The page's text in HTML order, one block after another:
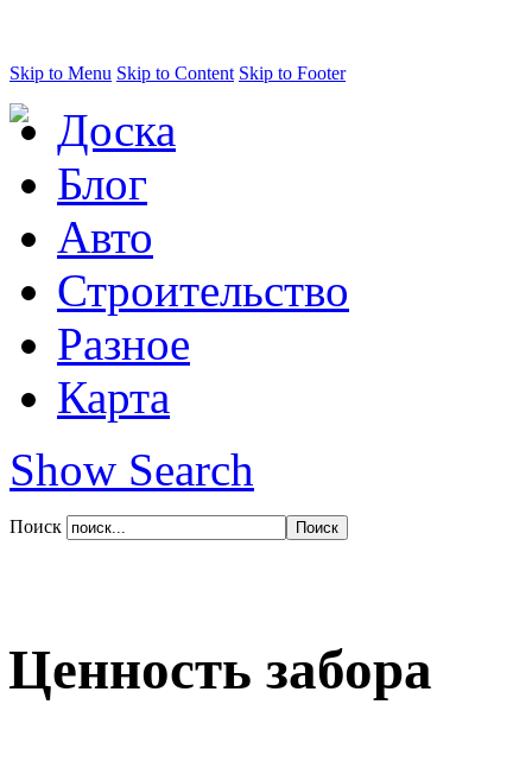
Skip to Menu Skip to Content Skip to Footer
Доска
Блог
Авто
Строительство
Разное
Карта
Show Search
Поиск
Ценность забора